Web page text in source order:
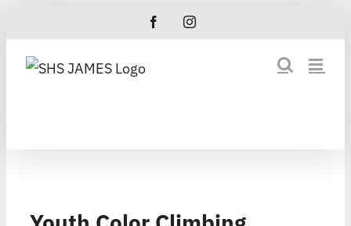
to
content
FacebookInstagram